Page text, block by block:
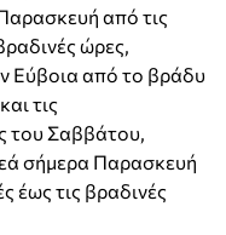
από τις
ώρες,
Εύβοια από το βράδυ
τις
του Σαββάτου,
σήμερα Παρασκευή
έως τις βραδινές